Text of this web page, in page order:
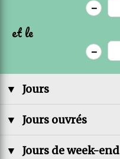
-
et le
-
▼ Jours
▼ Jours ouvrés
▼ Jours de week-end